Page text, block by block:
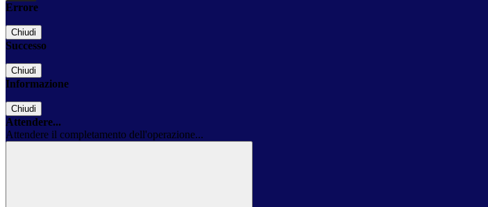
Errore
Chiudi
Successo
Chiudi
Informazione
Chiudi
Attendere...
Attendere il completamento dell'operazione...